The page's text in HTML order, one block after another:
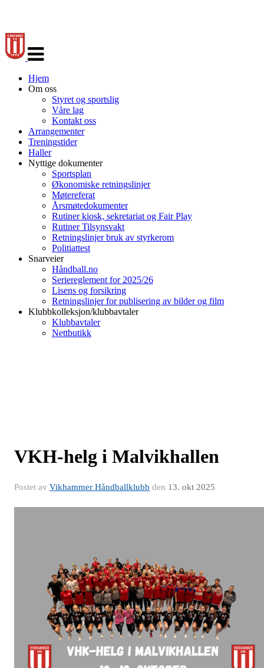
navigasjon
Hjem
Om oss
Styret og sportslig
Våre lag
Kontakt oss
Arrangementer
Treningstider
Haller
Nyttige dokumenter
Sportsplan
Økonomiske retningslinjer
Møtereferat
Årsmøtedokumenter
Rutiner kiosk, sekretariat og Fair Play
Rutiner Tilsynsvakt
Retningslinjer bruk av styrkerom
Politiattest
Snarveier
Håndball.no
Seriereglement for 2025/26
Lisens og forsikring
Retningslinjer for publisering av bilder og film
Klubbkolleksjon/klubbavtaler
Klubbavtaler
Nettbutikk
VKH-helg i Malvikhallen
Postet av Vikhammer Håndballklubb den 13. okt 2025